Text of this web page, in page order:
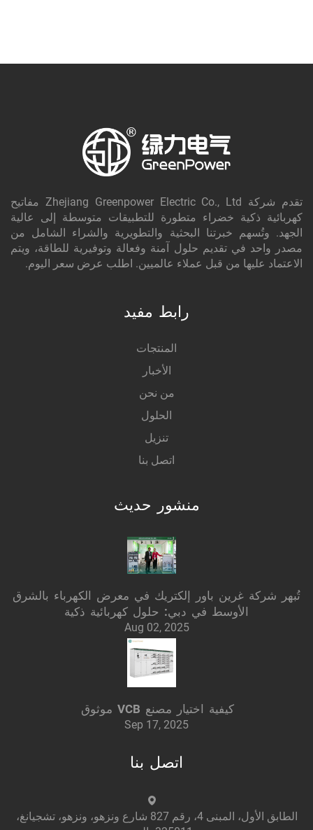
تقدم شركة Zhejiang Greenpower Electric Co., Ltd مفاتيح
كهربائية ذكية خضراء متطورة للتطبيقات متوسطة إلى عالية
الجهد. وتُسهم خبرتنا البحثية والتطويرية والشراء الشامل من
مصدر واحد في تقديم حلول آمنة وفعالة وتوفيرية للطاقة، ويتم
الاعتماد عليها من قبل عملاء عالميين. اطلب عرض سعر اليوم.
رابط مفيد
المنتجات
الأخبار
من نحن
الحلول
تنزيل
اتصل بنا
منشور حديث
تُبهر شركة غرين باور إلكتريك في معرض الكهرباء بالشرق
الأوسط في دبي: حلول كهربائية ذكية
Aug 02, 2025
كيفية اختيار مصنع VCB موثوق
Sep 17, 2025
اتصل بنا
الطابق الأول، المبنى 4، رقم 827 شارع ونزهو، ونزهو، تشجيانغ،